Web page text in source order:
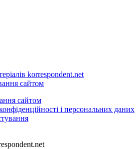
korrespondent.net
сайтом
сайтом
і персональних даних